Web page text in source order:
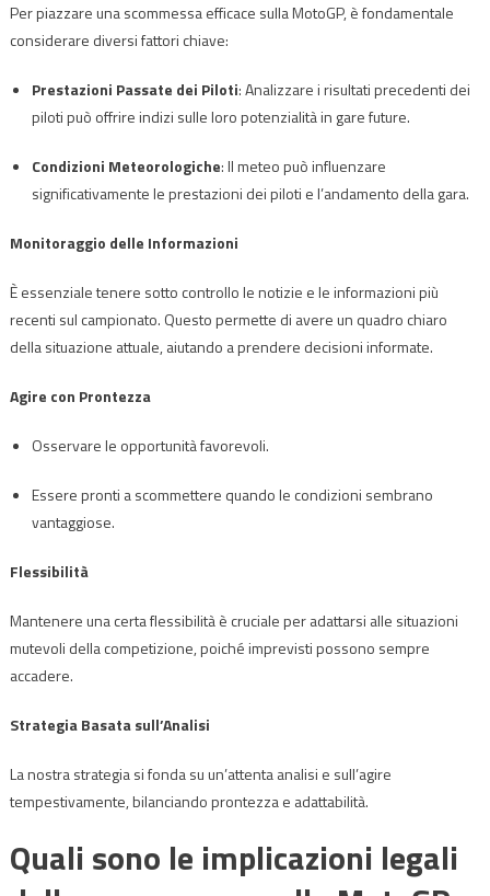
Per piazzare una scommessa efficace sulla MotoGP, è fondamentale
considerare diversi fattori chiave:
Prestazioni Passate dei Piloti: Analizzare i risultati precedenti dei
piloti può offrire indizi sulle loro potenzialità in gare future.
Condizioni Meteorologiche: Il meteo può influenzare
significativamente le prestazioni dei piloti e l’andamento della gara.
Monitoraggio delle Informazioni
È essenziale tenere sotto controllo le notizie e le informazioni più
recenti sul campionato. Questo permette di avere un quadro chiaro
della situazione attuale, aiutando a prendere decisioni informate.
Agire con Prontezza
Osservare le opportunità favorevoli.
Essere pronti a scommettere quando le condizioni sembrano
vantaggiose.
Flessibilità
Mantenere una certa flessibilità è cruciale per adattarsi alle situazioni
mutevoli della competizione, poiché imprevisti possono sempre
accadere.
Strategia Basata sull’Analisi
La nostra strategia si fonda su un’attenta analisi e sull’agire
tempestivamente, bilanciando prontezza e adattabilità.
Quali sono le implicazioni legali